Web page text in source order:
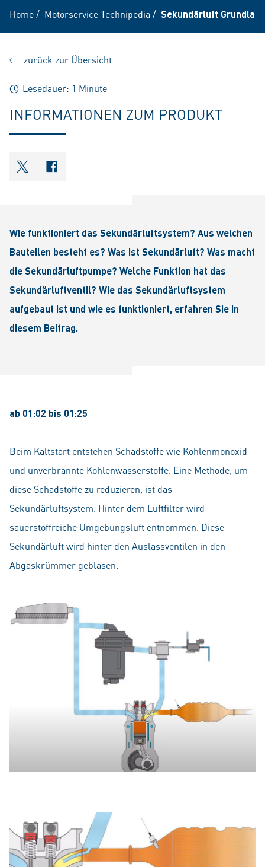
Home/ Motorservice Technipedia / Sekundärluft
zurück zur Übersicht
Lesedauer: 1 Minute
INFORMATIONEN ZUM PRODUKT
shareOntwitter
shareOnfacebook
Wie funktioniert das Sekundärluftsystem? Aus welchen
Bauteilen besteht es? Was ist Sekundärluft? Was macht
die Sekundärluftpumpe? Welche Funktion hat das
Sekundärluftventil? Wie das Sekundärluftsystem
aufgebaut ist und wie es funktioniert, erfahren Sie in
diesem Beitrag.
ab 01:02 bis 01:25
Beim Kaltstart entstehen Schadstoffe wie Kohlenmonoxid
und unverbrannte Kohlenwasserstoffe. Eine Methode, um
diese Schadstoffe zu reduzieren, ist das
Sekundärluftsystem. Hinter dem Luftfilter wird
sauerstoffreiche Umgebungsluft entnommen. Diese
Sekundärluft wird hinter den Auslassventilen in den
Abgaskrümmer geblasen.